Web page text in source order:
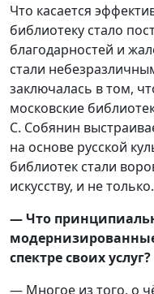
Что касается
библиотеку стало
благодарностей и
стали
заключалась в том,
московские
С. Собянин
на основе русской
библиотек стали
искусству, и не только.
— Что
спектре своих услуг?
— Многое из того, о